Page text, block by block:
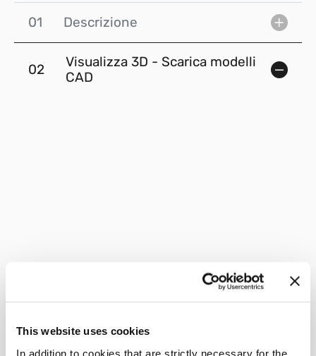
This website uses cookies
In addition to cookies that are strictly necessary for the
01 Descrizione
02
Visualizza 3D - Scarica modelli
CAD